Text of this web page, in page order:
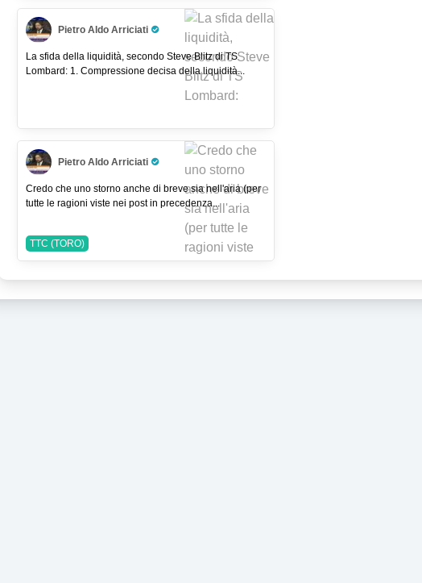
Pietro Aldo Arriciati
Pro Trader
La sfida della liquidità, secondo Steve Blitz di TS
Lombard: 1. Compressione decisa della liquidità...
Pietro Aldo Arriciati
Pro Trader
Credo che uno storno anche di breve sia nell'aria (per
tutte le ragioni viste nei post in precedenza...
TTC (TORO)